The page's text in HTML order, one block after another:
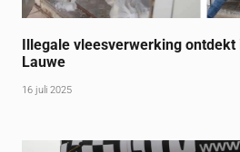
Illegale vleesverwerking
Lauwe
16 juli 2025